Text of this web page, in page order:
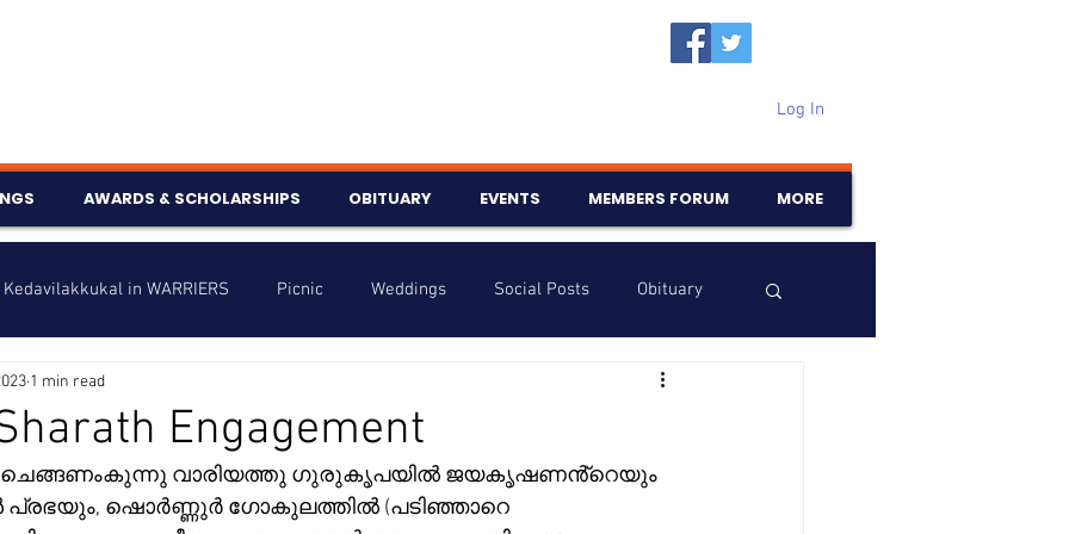
Log In
AWARDS & SCHOLARSHIPS OBITUARY EVENTS MEMBERS FORUM MORE
Kedavilakkukal in WARRIERS Picnic Weddings Social Posts Obituary
Info Birthdays
Engagement
1 min read
ചെങ്ങണംകുന്നു വാരിയത്തു ഗുരുകൃപയിൽ ജയകൃഷണൻ്റെയും
ഷൊർണ്ണുർ ഗോകുലത്തിൽ (പടിഞ്ഞാറെ